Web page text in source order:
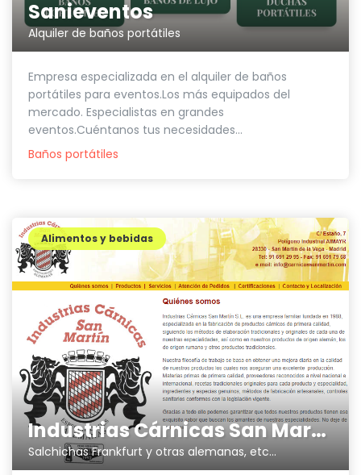
Sanieventos
Alquiler de baños portátiles
Empresa especializada en el alquiler de baños
portátiles para eventos.Los más equipados del
mercado. Especialistas en grandes
eventos.Cuéntanos tus necesidades...
Baños portátiles
Industrias Cárnicas San Martin
Salchichas Frankfurt y otras alemanas, etc...
Alimentos y bebidas